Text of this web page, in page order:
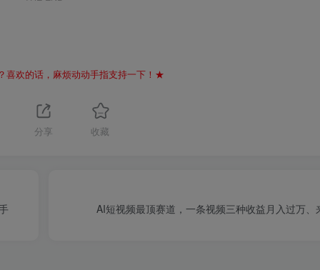
喜欢的话，麻烦动动手指支持一下！★
分享 收藏
AI短视频最顶赛道，一条视频三种收益月入过万、